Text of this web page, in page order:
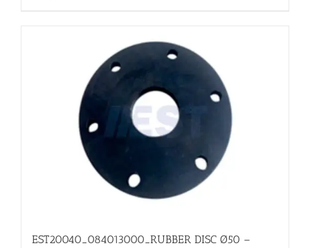
EST20040_084013000_RUBBER DISC Ø50 –